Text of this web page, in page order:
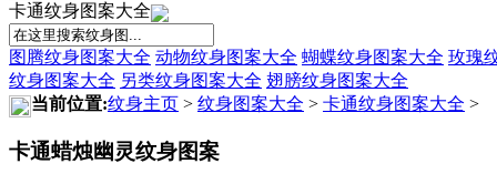
卡通纹身图案大全
图腾纹身图案大全 动物纹身图案大全 蝴蝶纹身图案大全 玫瑰
纹身图案大全 另类纹身图案大全 翅膀纹身图案大全
当前位置:纹身主页 > 纹身图案大全 > 卡通纹身图案大全 >
卡通蜡烛幽灵纹身图案